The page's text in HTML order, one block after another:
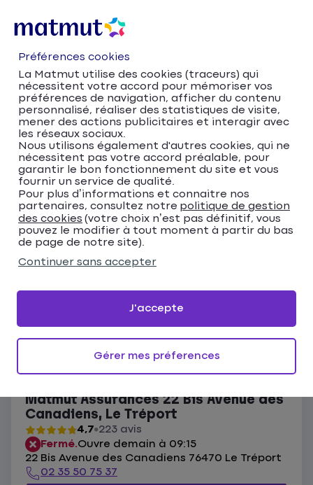
Accueil
Trouver votre agence Matmut
Normandie
Seine-Maritime
Trouver votre agence
Matmut
Veuillez renseigner une adresse
Me localiser
Ouvert actuellement
Les agences Matmut Le Tréport
Carte
Matmut Assurances 22 Bis Avenue des
Canadiens, Le Tréport
4,7 223 avis
Fermé.Ouvre demain à 09:15
22 Bis Avenue des Canadiens 76470 Le Tréport
02 35 50 75 37
Préférences cookies
La Matmut utilise des cookies (traceurs) qui
nécessitent votre accord pour mémoriser vos
préférences de navigation, afficher du contenu
personnalisé, réaliser des statistiques de visite,
mener des actions publicitaires et interagir avec
les réseaux sociaux.
Nous utilisons également d'autres cookies, qui ne
nécessitent pas votre accord préalable, pour
garantir le bon fonctionnement du site et vous
fournir un service de qualité.
Pour plus d’informations et connaitre nos
partenaires, consultez notre politique de gestion
des cookies (votre choix n’est pas définitif, vous
pouvez le modifier à tout moment à partir du bas
de page de notre site).
Continuer sans accepter
Gérer mes préferences
J'accepte